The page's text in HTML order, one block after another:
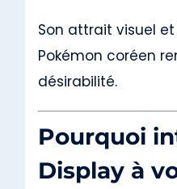
Son attrait visuel
Pokémon coréen
désirabilité.
Pourquoi
Display à